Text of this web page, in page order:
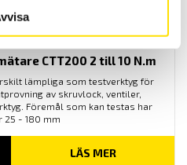
CTT200 2 till 10 N.m
lämpliga som testverktyg för
av skruvlock, ventiler,
Föremål som kan testas har
25 - 180 mm
LÄS MER